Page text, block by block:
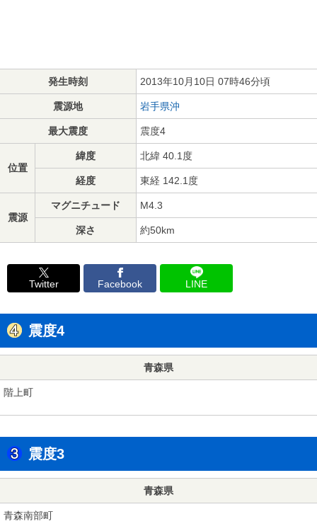
発生時刻 2013年10月10日 07時46分頃
震源地 岩手県沖
最大震度 震度4
位置
緯度 北緯 40.1度
経度 東経 142.1度
震源
マグニチュード M4.3
深さ 約50km
Twitter Facebook LINE
震度4
青森県
階上町
震度3
青森県
青森南部町